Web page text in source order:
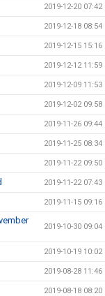
2019-12-20 07:42
2019-12-18 08:54
2019-12-15 15:16
2019-12-12 11:59
2019-12-09 11:53
2019-12-02 09:58
2019-11-26 09:44
2019-11-25 08:34
2019-11-22 09:50
2019-11-22 07:43
2019-11-15 09:16
2019-10-30 09:04
2019-10-19 10:02
2019-08-28 11:46
2019-08-18 08:20